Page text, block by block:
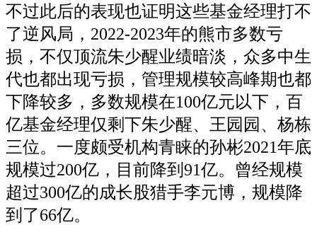
不过此后的表现也证明这些基金经理打不
了逆风局，2022-2023年的熊市多数亏
损，不仅顶流朱少醒业绩暗淡，众多中生
代也都出现亏损，管理规模较高峰期也都
下降较多，多数规模在100亿元以下，百
亿基金经理仅剩下朱少醒、王园园、杨栋
三位。一度颇受机构青睐的孙彬2021年底
规模过200亿，目前降到91亿。曾经规模
超过300亿的成长股猎手李元博，规模降
到了66亿。